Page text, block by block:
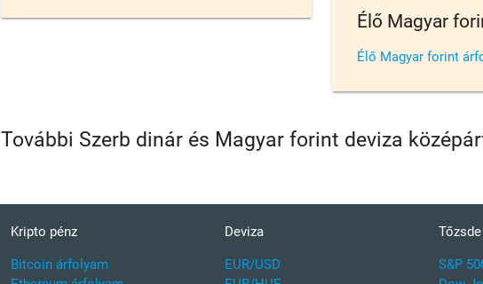
Élő Magyar
Élő Magyar forint
További Szerb dinár és Magyar forint deviza
Kripto pénz
Bitcoin árfolyam
Deviza
EUR/USD
Tőzsde
S&P